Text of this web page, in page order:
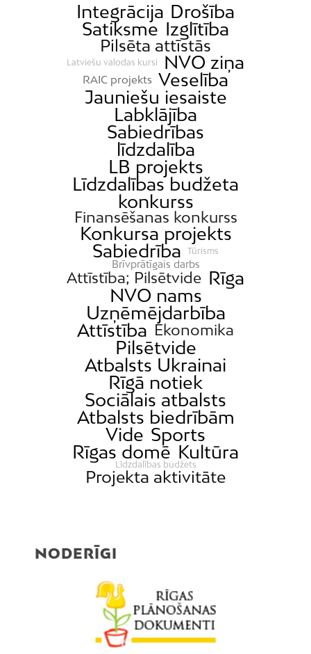
Integrācija Drošība
Satiksme Izglītība
Pilsēta attīstās
Latviešu valodas kursi NVO ziņa
RAIC projekts Veselība
Jauniešu iesaiste
Labklājība
Sabiedrības
līdzdalība
LB projekts
Līdzdalības budžeta
konkurss
Finansēšanas konkurss
Konkursa projekts
Sabiedrība
Tūrisms
Brīvprātīgais darbs
Attīstība; Pilsētvide Rīga
NVO nams
Uzņēmējdarbība
Attīstība Ekonomika
Pilsētvide
Atbalsts Ukrainai
Rīgā notiek
Sociālais atbalsts
Atbalsts biedrībām
Vide Sports
Rīgas domē Kultūra
Līdzdalības budžets
Projekta aktivitāte
NODERĪGI